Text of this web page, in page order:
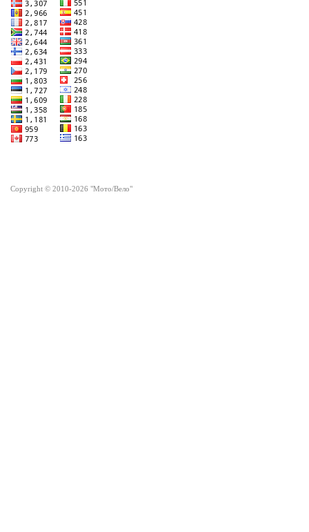
Copyright © 2010-2026 "Мото/Вело"